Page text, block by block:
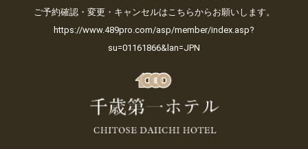
ご予約確認・変更・キャンセルはこちらからお願いします。
https://www.489pro.com/asp/member/index.asp?
su=01161866&lan=JPN